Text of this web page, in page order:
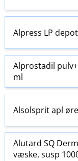
Alpress LP
Alprostadil
ml
Alsolsprit apl
Alutard SQ
væske, susp